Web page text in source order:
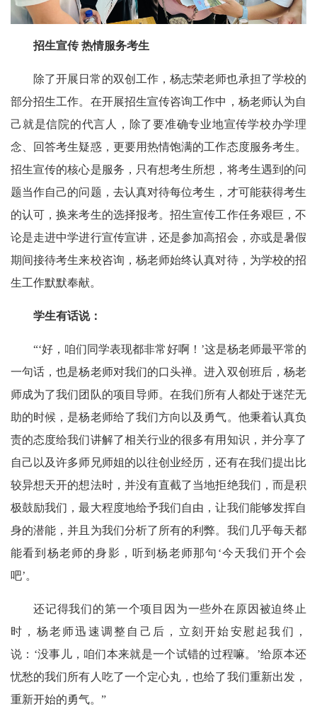
招生宣传 热情服务考生
除了开展日常的双创工作，杨志荣老师也承担了学校的
部分招生工作。在开展招生宣传咨询工作中，杨老师认为自
己就是信院的代言人，除了要准确专业地宣传学校办学理
念、回答考生疑惑，更要用热情饱满的工作态度服务考生。
招生宣传的核心是服务，只有想考生所想，将考生遇到的问
题当作自己的问题，去认真对待每位考生，才可能获得考生
的认可，换来考生的选择报考。招生宣传工作任务艰巨，不
论是走进中学进行宣传宣讲，还是参加高招会，亦或是暑假
期间接待考生来校咨询，杨老师始终认真对待，为学校的招
生工作默默奉献。
学生有话说：
“‘好，咱们同学表现都非常好啊！’这是杨老师最平常的
一句话，也是杨老师对我们的口头禅。进入双创班后，杨老
师成为了我们团队的项目导师。在我们所有人都处于迷茫无
助的时候，是杨老师给了我们方向以及勇气。他秉着认真负
责的态度给我们讲解了相关行业的很多有用知识，并分享了
自己以及许多师兄师姐的以往创业经历，还有在我们提出比
较异想天开的想法时，并没有直截了当地拒绝我们，而是积
极鼓励我们，最大程度地给予我们自由，让我们能够发挥自
身的潜能，并且为我们分析了所有的利弊。我们几乎每天都
能看到杨老师的身影，听到杨老师那句‘今天我们开个会
吧’。
还记得我们的第一个项目因为一些外在原因被迫终止
时，杨老师迅速调整自己后，立刻开始安慰起我们，
说：‘没事儿，咱们本来就是一个试错的过程嘛。’给原本还
忧愁的我们所有人吃了一个定心丸，也给了我们重新出发，
重新开始的勇气。”